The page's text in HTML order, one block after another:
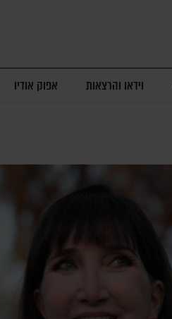
וידאו והרצאות אפוק אודיו